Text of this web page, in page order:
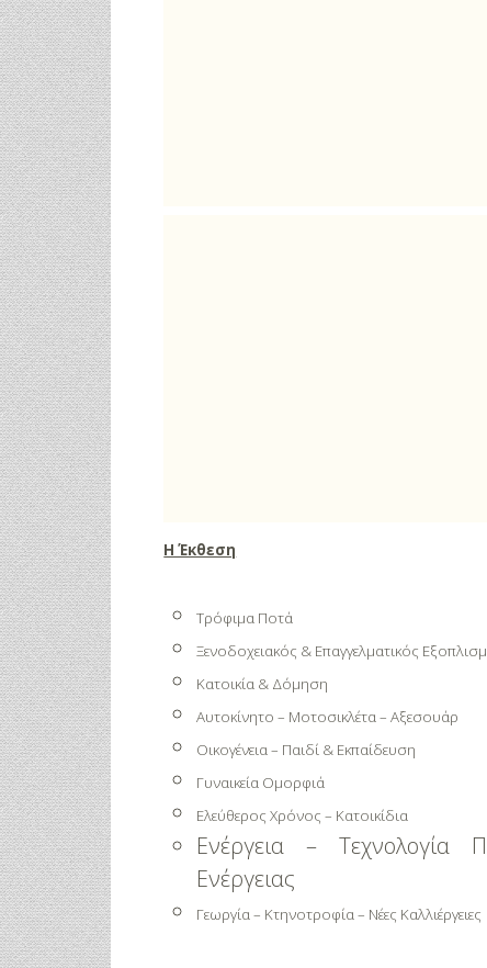
Η Έκθεση
Τρόφιμα Ποτά
Ξενοδοχειακός & Επαγγελματικός
Κατοικία & Δόμηση
Αυτοκίνητο – Μοτοσικλέτα – Αξεσουάρ
Οικογένεια – Παιδί & Εκπαίδευση
Γυναικεία Ομορφιά
Ελεύθερος Χρόνος – Κατοικίδια
Ενέργεια – Τεχνολογία
Ενέργειας
Γεωργία – Κτηνοτροφία – Νέες Καλλιέργειες